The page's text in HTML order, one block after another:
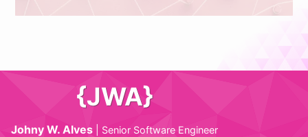
{JWA}
Johny W. Alves Senior Software Engineer